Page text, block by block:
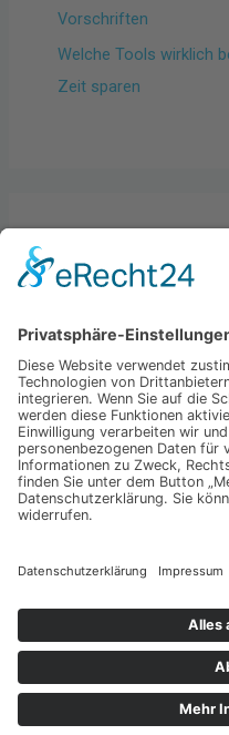
Vorschriften
Welche Tools wirklich
Zeit sparen
Kategorien
Best practices
Business
Hardware & Gadgets
Startups & Economy
Technologie
Copyright ©